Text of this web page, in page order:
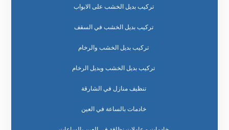
تركيب بديل الخشب على الابواب
تركيب بديل الخشب في السقف
تركيب بديل الخشب والرخام
تركيب بديل الخشب وبديل الرخام
تنظيف منازل في الشارقة
خادمات بالساعة في العين